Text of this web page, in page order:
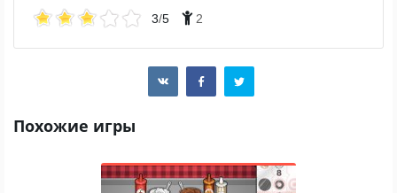
3/5 2
Похожие игры